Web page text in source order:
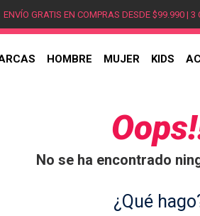
ENVÍO GRATIS EN COMPRAS DESDE $99.990 | 3
HOMBRE MUJER KIDS
No se ha encontrado
¿Qué
2
jordan
3.
mujer
5.
zapatillas